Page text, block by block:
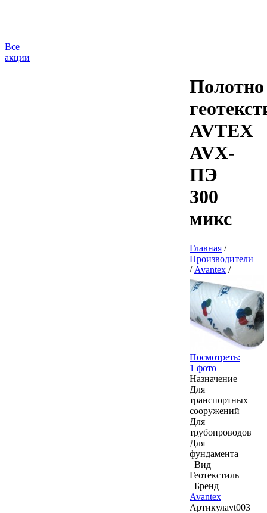
Все
акции
Полотно
AVTEX
AVX-
ПЭ
300
микс
Главная /
Производители
/ Avantex /
Посмотреть:
1 фото
Назначение
Для
транспортных
сооружений
Для
трубопроводов
Для
фундамента
Вид
Геотекстиль
Бренд
Avantex
Артикулavt003